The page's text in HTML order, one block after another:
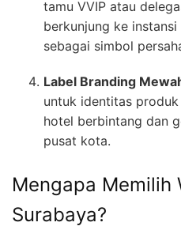
tamu VVIP atau
berkunjung ke
sebagai simbol
Label Branding
untuk identitas
hotel berbintang dan
pusat kota.
Mengapa Memilih
Surabaya?